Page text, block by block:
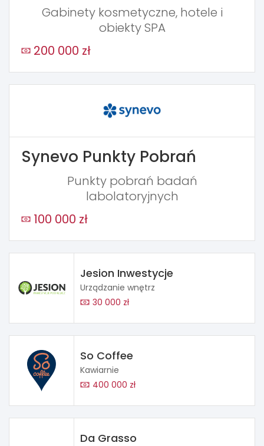
Gabinety kosmetyczne, hotele i
obiekty SPA
200 000 zł
Synevo Punkty Pobrań
Punkty pobrań badań
labolatoryjnych
100 000 zł
Jesion Inwestycje
Urządzanie wnętrz
30 000 zł
So Coffee
Kawiarnie
400 000 zł
Da Grasso